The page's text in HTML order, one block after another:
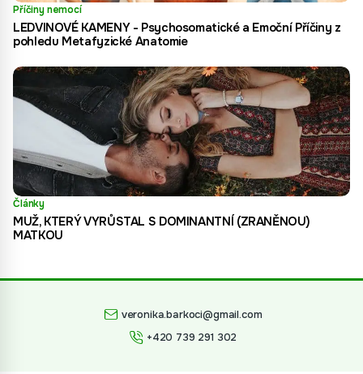
Příčiny nemocí
LEDVINOVÉ KAMENY - Psychosomatické a Emoční Příčiny z
pohledu Metafyzické Anatomie
Články
MUŽ, KTERÝ VYRŮSTAL S DOMINANTNÍ (ZRANĚNOU)
MATKOU
veronika.barkoci@gmail.com
+420 739 291 302